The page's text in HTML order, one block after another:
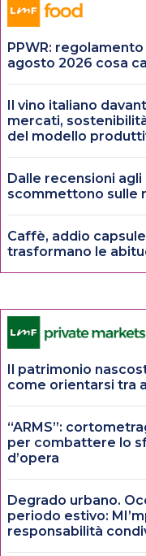
PPWR:
agosto 2026 cosa
Il vino italiano
mercati,
del modello
Dalle recensioni
scommettono sulle
Caffè, addio
trasformano le
Il patrimonio
come orientarsi tra
“ARMS”:
per combattere lo
d’opera
Degrado urbano.
periodo estivo:
responsabilità